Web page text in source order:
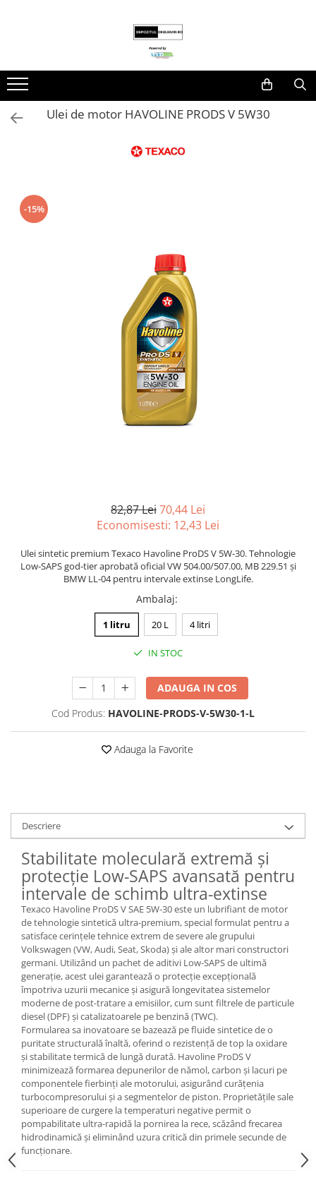
Produse
Lubrifianti
Ulei de motorUlei de motor HAVOLINE PRODS V 5W30
-15%
82,87 Lei70,44 Lei
Economisesti: 12,43 Lei
Ulei sintetic premium Texaco Havoline ProDS V 5W-30. Tehnologie
Low-SAPS god-tier aprobată oficial VW 504.00/507.00, MB 229.51 și
BMW LL-04 pentru intervale extinse LongLife.
Ambalaj:
1 litru 20 L 4 litri
IN STOC
ADAUGA IN COS
Cod Produs: HAVOLINE-PRODS-V-5W30-1-L
Adauga la Favorite
Descriere
Stabilitate moleculară extremă și
protecție Low-SAPS avansată pentru
intervale de schimb ultra-extinse
Texaco Havoline ProDS V SAE 5W-30 este un lubrifiant de motor
de tehnologie sintetică ultra-premium, special formulat pentru a
satisface cerințele tehnice extrem de severe ale grupului
Volkswagen (VW, Audi, Seat, Skoda) și ale altor mari constructori
germani. Utilizând un pachet de aditivi Low-SAPS de ultimă
generație, acest ulei garantează o protecție excepțională
împotriva uzurii mecanice și asigură longevitatea sistemelor
moderne de post-tratare a emisiilor, cum sunt filtrele de particule
diesel (DPF) și catalizatoarele pe benzină (TWC).
Formularea sa inovatoare se bazează pe fluide sintetice de o
puritate structurală înaltă, oferind o rezistență de top la oxidare
și stabilitate termică de lungă durată. Havoline ProDS V
minimizează formarea depunerilor de nămol, carbon și lacuri pe
componentele fierbinți ale motorului, asigurând curățenia
turbocompresorului și a segmentelor de piston. Proprietățile sale
superioare de curgere la temperaturi negative permit o
pompabilitate ultra-rapidă la pornirea la rece, scăzând frecarea
hidrodinamică și eliminând uzura critică din primele secunde de
funcționare.